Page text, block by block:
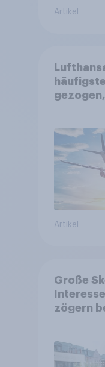
Artikel
Artikel
Große
zögern